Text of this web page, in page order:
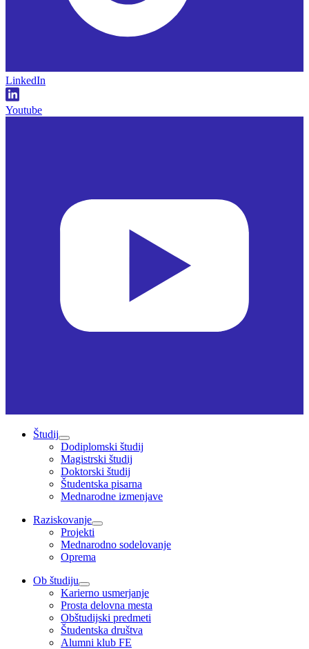
LinkedIn
Youtube
Študij
Dodiplomski študij
Magistrski študij
Doktorski študij
Študentska pisarna
Mednarodne izmenjave
Raziskovanje
Projekti
Mednarodno sodelovanje
Oprema
Ob študiju
Karierno usmerjanje
Prosta delovna mesta
Obštudijski predmeti
Študentska društva
Alumni klub FE